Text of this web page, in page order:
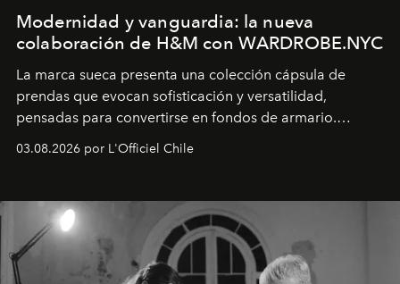
Modernidad y vanguardia: la nueva
colaboración de H&M con WARDROBE.NYC
La marca sueca presenta una colección cápsula de
prendas que evocan sofisticación y versatilidad,
pensadas para convertirse en fondos de armario.
03.08.2026 por L'Officiel Chile